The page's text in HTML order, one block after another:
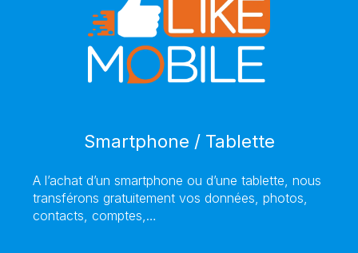
Smartphone / Tablette
A l’achat d’un smartphone ou d’une tablette, nous
transférons gratuitement vos données, photos,
contacts, comptes,…